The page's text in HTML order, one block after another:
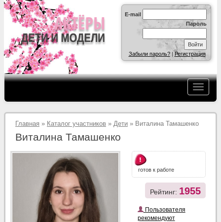
E-mail
Пароль
Забыли пароль?|Регистрация
Главная » Каталог участников » Дети » Виталина Тамашенко
Виталина Тамашенко
готов к работе
Рейтинг: 1955
Пользователя
рекомендуют